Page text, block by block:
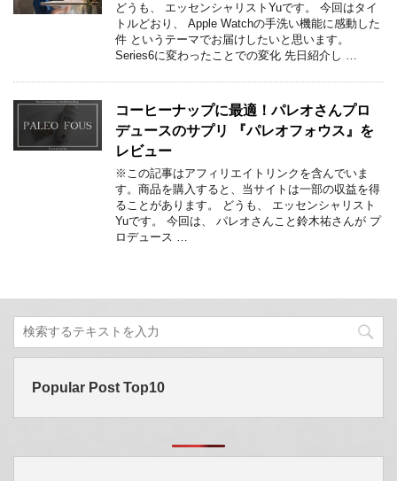
どうも、 エッセンシャリストYuです。 今回はタイ
トルどおり、 Apple Watchの手洗い機能に感動した
件 というテーマでお届けしたいと思います。
Series6に変わったことでの変化 先日紹介し …
コーヒーナップに最適！パレオさんプロ
デュースのサプリ 『パレオフォウス』を
レビュー
※この記事はアフィリエイトリンクを含んでいま
す。商品を購入すると、当サイトは一部の収益を得
ることがあります。 どうも、 エッセンシャリスト
Yuです。 今回は、 パレオさんこと鈴木祐さんが プ
ロデュース …
Popular Post Top10